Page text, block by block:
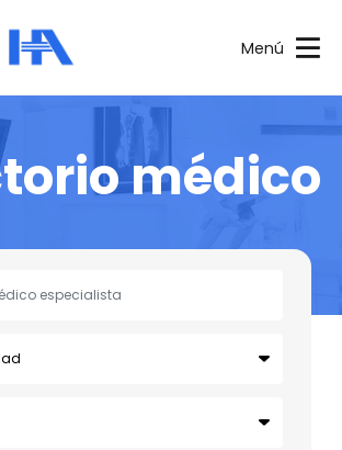
Menú
médico